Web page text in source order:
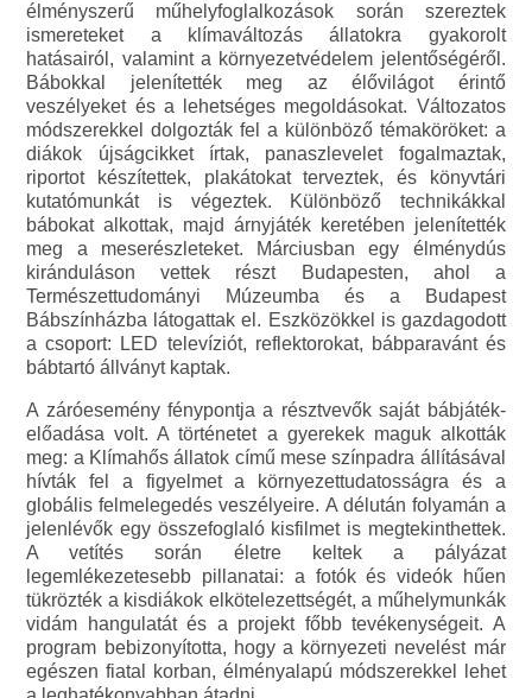
élményszerű műhelyfoglalkozások során szereztek
ismereteket a klímaváltozás állatokra gyakorolt
hatásairól, valamint a környezetvédelem jelentőségéről.
Bábokkal jelenítették meg az élővilágot érintő
veszélyeket és a lehetséges megoldásokat. Változatos
módszerekkel dolgozták fel a különböző témaköröket: a
diákok újságcikket írtak, panaszlevelet fogalmaztak,
riportot készítettek, plakátokat terveztek, és könyvtári
kutatómunkát is végeztek. Különböző technikákkal
bábokat alkottak, majd árnyjáték keretében jelenítették
meg a meserészleteket. Márciusban egy élménydús
kiránduláson vettek részt Budapesten, ahol a
Természettudományi Múzeumba és a Budapest
Bábszínházba látogattak el. Eszközökkel is gazdagodott
a csoport: LED televíziót, reflektorokat, bábparavánt és
bábtartó állványt kaptak.
A záróesemény fénypontja a résztvevők saját bábjáték-
előadása volt. A történetet a gyerekek maguk alkották
meg: a Klímahős állatok című mese színpadra állításával
hívták fel a figyelmet a környezettudatosságra és a
globális felmelegedés veszélyeire. A délután folyamán a
jelenlévők egy összefoglaló kisfilmet is megtekinthettek.
A vetítés során életre keltek a pályázat
legemlékezetesebb pillanatai: a fotók és videók hűen
tükrözték a kisdiákok elkötelezettségét, a műhelymunkák
vidám hangulatát és a projekt főbb tevékenységeit. A
program bebizonyította, hogy a környezeti nevelést már
egészen fiatal korban, élményalapú módszerekkel lehet